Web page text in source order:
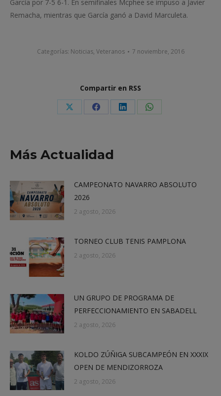
García por 7-5 6-1. En semifinales Mcphee se impuso a Javier
Remacha, mientras que García ganó a David Marculeta.
Categorías: Noticias, Veteranos 7 noviembre, 2016
Compartir en RSS
Share Share Share Share
Más Actualidad
CAMPEONATO NAVARRO ABSOLUTO
2026
2 agosto, 2026
TORNEO CLUB TENIS PAMPLONA
2 agosto, 2026
UN GRUPO DE PROGRAMA DE
PERFECCIONAMIENTO EN SABADELL
2 agosto, 2026
KOLDO ZÚÑIGA SUBCAMPEÓN EN XXXIX
OPEN DE MENDIZORROZA
2 agosto, 2026